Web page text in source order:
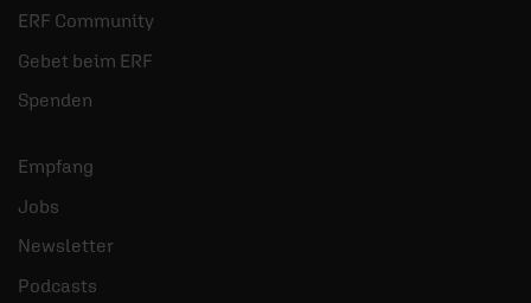
ERF Community
Gebet beim ERF
Spenden
Empfang
Jobs
Newsletter
Podcasts